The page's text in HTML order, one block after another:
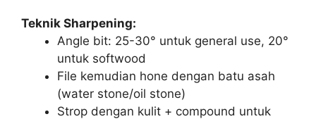
Teknik Sharpening:
Angle bit: 25-30° untuk general use, 20°
untuk softwood
File kemudian hone dengan batu asah
(water stone/oil stone)
Strop dengan kulit + compound untuk